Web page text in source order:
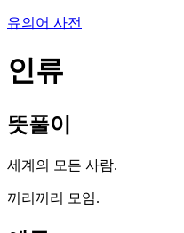
유의어 사전
인류
뜻풀이
세계의 모든 사람.
끼리끼리 모임.